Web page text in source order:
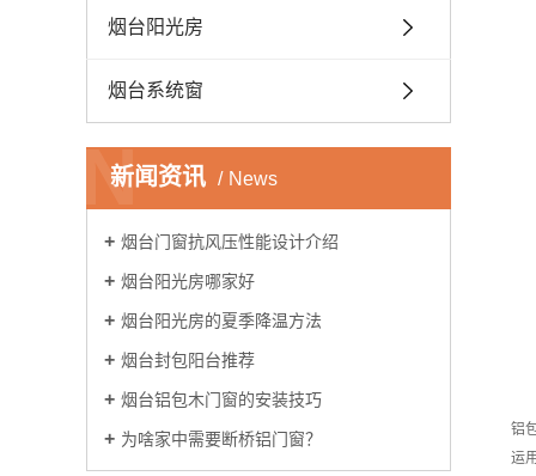
烟台阳光房
烟台系统窗
新闻资讯 News
N
烟台门窗抗风压性能设计介绍
烟台阳光房哪家好
烟台阳光房的夏季降温方法
烟台封包阳台推荐
烟台铝包木门窗的安装技巧
为啥家中需要断桥铝门窗？
铝
运